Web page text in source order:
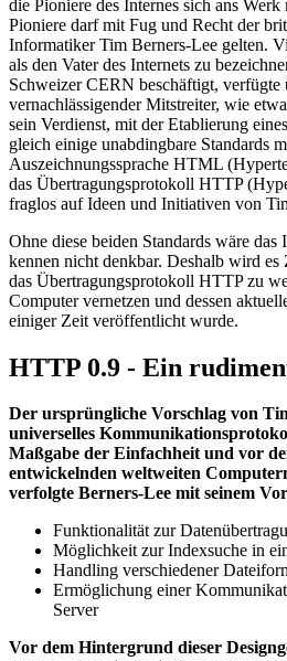
die Pioniere des Internes sich ans
Pioniere darf mit Fug und Recht der
Informatiker Tim Berners-Lee gelten.
als den Vater des Internets zu
Schweizer CERN beschäftigt, verfügte
vernachlässigender Mitstreiter, wie
sein Verdienst, mit der Etablierung
gleich einige unabdingbare Standards
Auszeichnungssprache HTML
das Übertragungsprotokoll HTTP
fraglos auf Ideen und Initiativen von
Ohne diese beiden Standards wäre
kennen nicht denkbar. Deshalb wird
das Übertragungsprotokoll HTTP zu
Computer vernetzen und dessen
einiger Zeit veröffentlicht wurde.
HTTP 0.9 - Ein
Der ursprüngliche Vorschlag von
universelles
Maßgabe der Einfachheit und vor
entwickelnden weltweiten
verfolgte Berners-Lee mit seinem
Funktionalität zur
Möglichkeit zur Indexsuche in
Handling verschiedener
Ermöglichung einer
Server
Vor dem Hintergrund dieser